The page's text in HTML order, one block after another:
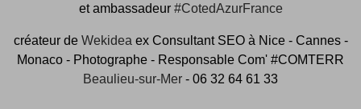
et ambassadeur #CotedAzurFrance
créateur de Wekidea ex Consultant SEO à Nice - Cannes -
Monaco - Photographe - Responsable Com' #COMTERR
Beaulieu-sur-Mer - 06 32 64 61 33